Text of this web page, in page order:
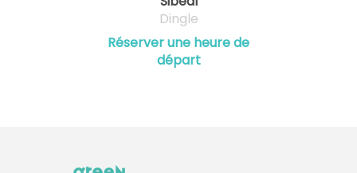
Dingle
Réserver une heure de
départ